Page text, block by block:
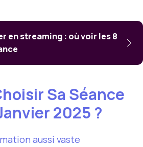
en streaming : où voir les 8
Sa Séance
2025 ?
aussi vaste